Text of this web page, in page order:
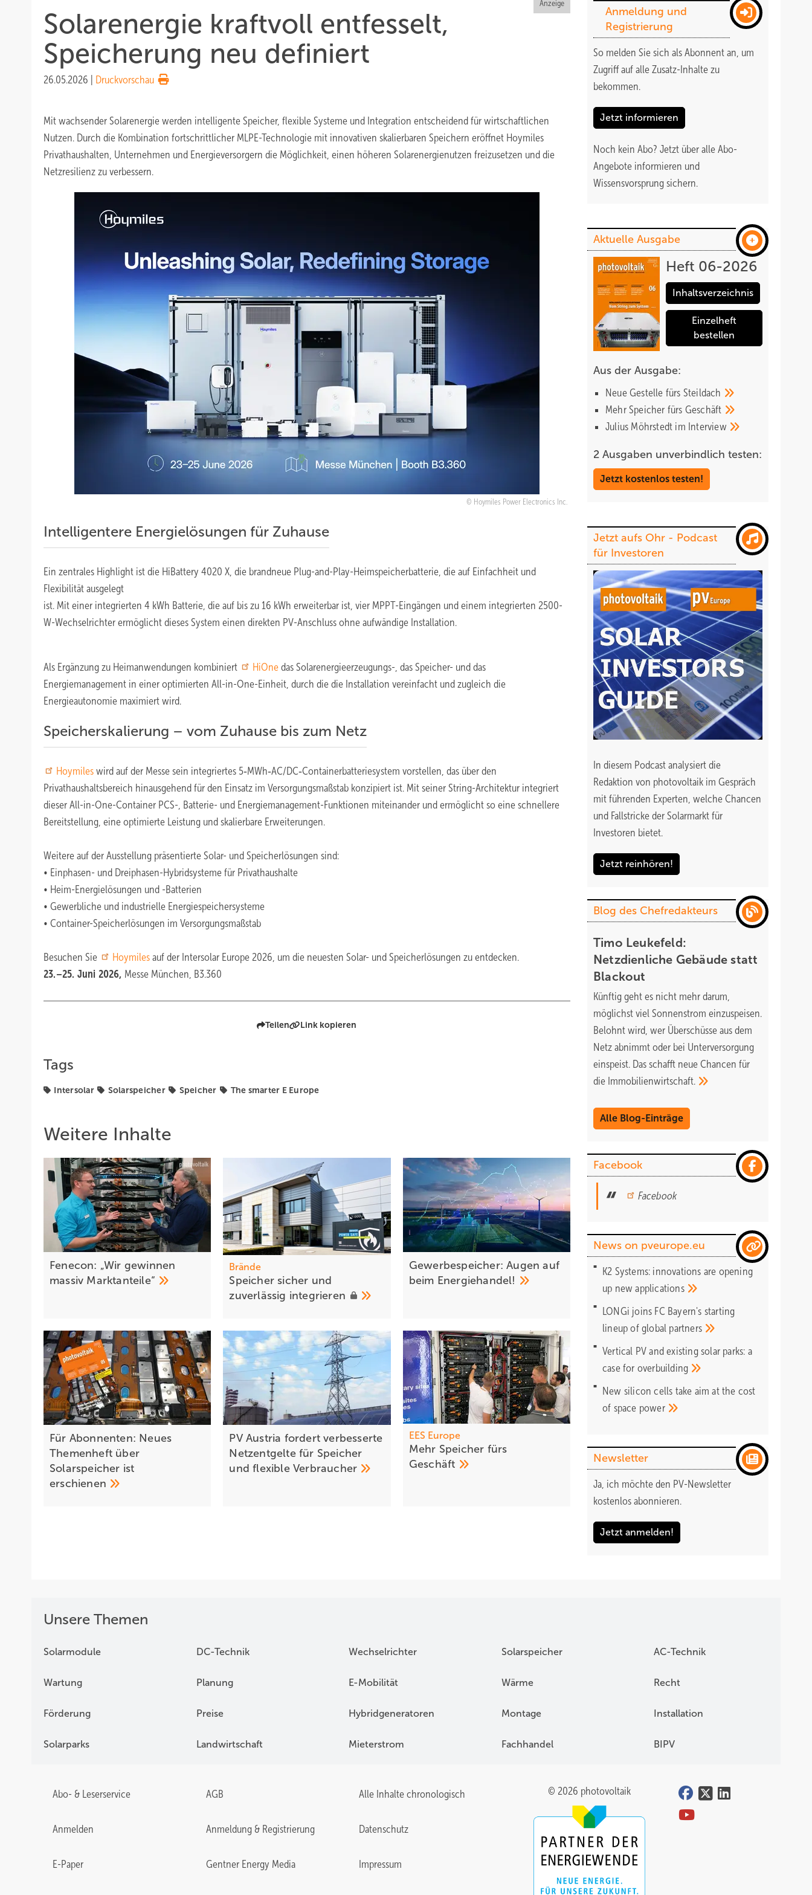
Anzeige
Solarenergie kraftvoll entfesselt,
Speicherung neu definiert
26.05.2026 Druckvorschau
Mit wachsender Solarenergie werden intelligente Speicher, flexible Systeme und Integration entscheidend für wirtschaftlichen
Nutzen. Durch die Kombination fortschrittlicher MLPE-Technologie mit innovativen skalierbaren Speichern eröffnet Hoymiles
Privathaushalten, Unternehmen und Energieversorgern die Möglichkeit, einen höheren Solarenergienutzen freizusetzen und die
Netzresilienz zu verbessern.
Hoymiles Power Electronics Inc.
Intelligentere Energielösungen für Zuhause
Ein zentrales Highlight ist die HiBattery 4020 X, die brandneue Plug-and-Play-Heimspeicherbatterie, die auf Einfachheit und
Flexibilität ausgelegt
ist. Mit einer integrierten 4 kWh Batterie, die auf bis zu 16 kWh erweiterbar ist, vier MPPT-Eingängen und einem integrierten 2500-
W-Wechselrichter ermöglicht dieses System einen direkten PV-Anschluss ohne aufwändige Installation.
Als Ergänzung zu Heimanwendungen kombiniert HiOne das Solarenergieerzeugungs-, das Speicher- und das
Energiemanagement in einer optimierten All-in-One-Einheit, durch die die Installation vereinfacht und zugleich die
Energieautonomie maximiert wird.
Speicherskalierung – vom Zuhause bis zum Netz
Hoymiles wird auf der Messe sein integriertes 5‑MWh‑AC/DC‑Containerbatteriesystem vorstellen, das über den
Privathaushaltsbereich hinausgehend für den Einsatz im Versorgungsmaßstab konzipiert ist. Mit seiner String-Architektur integriert
dieser All-in-One-Container PCS-, Batterie- und Energiemanagement-Funktionen miteinander und ermöglicht so eine schnellere
Bereitstellung, eine optimierte Leistung und skalierbare Erweiterungen.
Weitere auf der Ausstellung präsentierte Solar- und Speicherlösungen sind:
• Einphasen- und Dreiphasen-Hybridsysteme für Privathaushalte
• Heim-Energielösungen und -Batterien
• Gewerbliche und industrielle Energiespeichersysteme
• Container-Speicherlösungen im Versorgungsmaßstab
Besuchen Sie Hoymiles auf der Intersolar Europe 2026, um die neuesten Solar- und Speicherlösungen zu entdecken.
23.–25. Juni 2026, Messe München, B3.360
Teilen Link kopieren
Tags
Intersolar Solarspeicher Speicher The smarter E Europe
Weitere Inhalte
Fenecon: „Wir gewinnen
massiv Marktanteile“
Brände
Speich er sic her und
zuverlässig integrieren
Gewerbespeicher: Augen auf
beim Energiehandel!
Für Abonnenten: Neues
Themenheft über
Solarspeicher ist
erschienen
PV Austria fordert verbesserte
Netzentgelte für Speicher
und flexibleVerbraucher
EES Europe
Mehr Speicher fürs
Geschäft
Anmeldung und
Registrierung
So melden Sie sich als Abonnent an, um
Zugriff auf alle Zusatz-Inhalte zu
bekommen.
Jetzt informieren
Noch kein Abo? Jetzt über alle Abo-
Angebote informieren und
Wissensvorsprung sichern.
Aktuelle Ausgabe
Heft 06-2026
Inhaltsverzeichnis
Einzelheft
bestellen
Aus der Ausgabe:
Neue Gestelle fürs Steildach
Mehr Speicher fürs Geschäft
Julius Möhrstedt im Interview
2 Ausgaben unverbindlich testen:
Jetzt kostenlos testen!
Jetzt aufs Ohr - Podcast
für Investoren
In diesem Podcast analysiert die
Redaktion von photovoltaik im Gespräch
mit führenden Experten, welche Chancen
und Fallstricke der Solarmarkt für
Investoren bietet.
Jetzt reinhören!
Blog des Chefredakteurs
Timo Leukefeld:
Netzdienliche Gebäude statt
Blackout
Künftig geht es nicht mehr darum,
möglichst viel Sonnenstrom einzuspeisen.
Belohnt wird, wer Überschüsse aus dem
Netz abnimmt oder bei Unterversorgung
einspeist. Das schafft neue Chancen für
die Immobilienwirtschaft.
Alle Blog-Einträge
Facebook
Facebook
News on pveurope.eu
K2 Systems: innovations are opening
up newapplications
LONGi joins FC Bayern's starting
lineup of global partners
Vertical PV and existing solar parks: a
case for overbuilding
New silicon cells take aim at the cost
of space power
Newsletter
Ja, ich möchte den PV-Newsletter
kostenlos abonnieren.
Jetzt anmelden!
Unsere Themen
Solarmodule DC-Technik Wechselrichter Solarspeicher AC-Technik
Wartung Planung E-Mobilität Wärme Recht
Förderung Preise Hybridgeneratoren Montage Installation
Solarparks Landwirtschaft Mieterstrom Fachhandel BIPV
Abo- & Leserservice AGB Alle Inhalte chronologisch
Anmelden Anmeldung & Registrierung Datenschutz
E-Paper Gentner Energy Media Impressum
© 2026 photovoltaik